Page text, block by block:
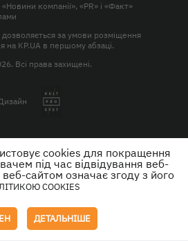
компанії», «PR» і «Факт»
дозволяється за умови розміщення
на KP.UA в першому абзаці.
Всі права захищені.
cookies для покращення
під час відвідування веб-
сайтом означає згоду з його
COOKIES
ДЕТАЛЬНІШЕ